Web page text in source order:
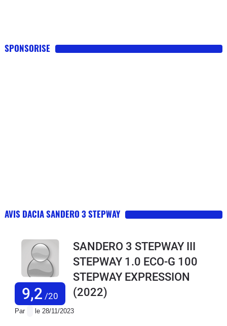
SPONSORISE
AVIS DACIA SANDERO 3 STEPWAY
9,2 /20
SANDERO 3 STEPWAY III
STEPWAY 1.0 ECO-G 100
STEPWAY EXPRESSION
(2022)
Par le 28/11/2023